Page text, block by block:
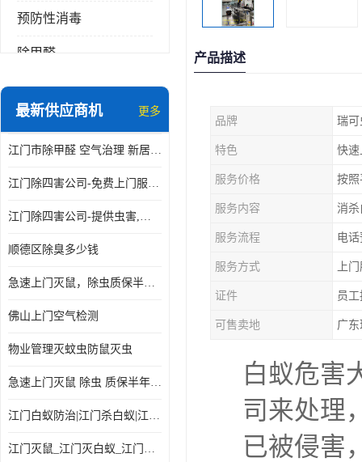
预防性消毒
除甲醛
最新供应商机 更多
江门市除甲醛 空气治理 新居除异味 除苯 装修后异味清除
江门除四害公司-免费上门服务-随叫随到
江门除四害公司-提供虫害,病毒等全面消杀服务
顺德区除臭多少钱
急速上门灭鼠，除虫质保半年，白蚁、跳蚤、臭虫、蟑螂、德国小镰
佛山上门空气检测
物业管理灭蚊虫防鼠灭虫
急速上门灭鼠 除虫 质保半年 白蚁 跳蚤 臭虫 蟑螂 德国小镰
江门白蚁防治|江门杀白蚁|江门杀虫灭鼠|江门灭白蚁|
江门灭鼠_江门灭白蚁_江门灭蟑螂
产品描述
品牌 瑞可
特色 快速
服务价格 按照
服务内容 消杀
服务流程 电
服务方式 上
证件 员
可售卖地 广
白蚁危害
司来处理
已被侵害